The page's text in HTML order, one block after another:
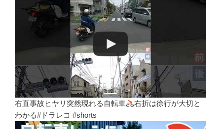
右直事故ヒヤリ突然現れる自転車
右折は徐行が大切と
わかる#ドラレコ #shorts